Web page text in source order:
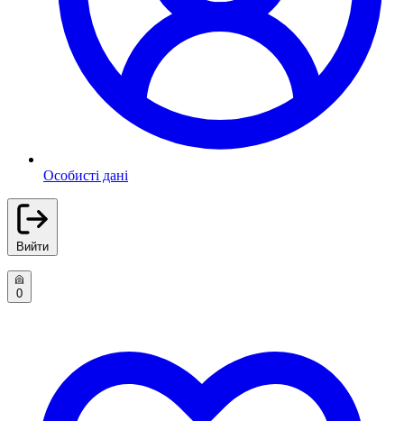
Особисті дані
Вийти
0